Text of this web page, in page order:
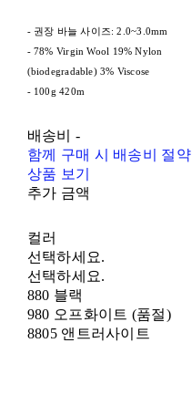
- 권장 바늘 사이즈: 2.0~3.0mm
- 78% Virgin Wool 19% Nylon
(biodegradable) 3% Viscose
- 100g 420m
배송비 -
함께 구매 시 배송비 절약
상품 보기
추가 금액
컬러
선택하세요.
선택하세요.
880 블랙
980 오프화이트 (품절)
8805 앤트러사이트